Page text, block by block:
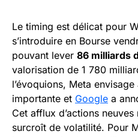
Le timing est délicat pour
s’introduire en Bourse
pouvant lever 86 milliards
valorisation de 1 780
l’évoquions, Meta
importante et Google a
Cet afflux d’actions
surcroît de volatilité. Pour